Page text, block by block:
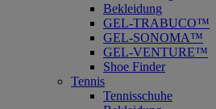
Bekleidung
GEL-TRABUCO™
GEL-SONOMA™
GEL-VENTURE™
Shoe Finder
Tennis
Tennisschuhe